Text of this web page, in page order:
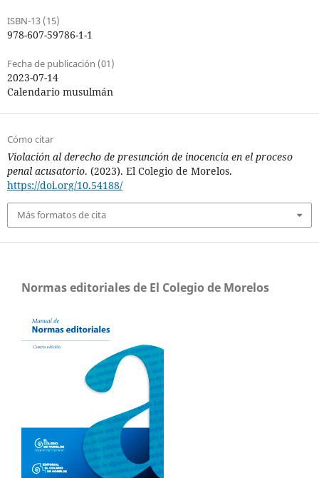
ISBN-13 (15)
978-607-59786-1-1
Fecha de publicación (01)
2023-07-14
Calendario musulmán
Cómo citar
Violación al derecho de presunción de inocencia en el proceso
penal acusatorio. (2023). El Colegio de Morelos.
https://doi.org/10.54188/
Más formatos de cita
Normas editoriales de El Colegio de Morelos